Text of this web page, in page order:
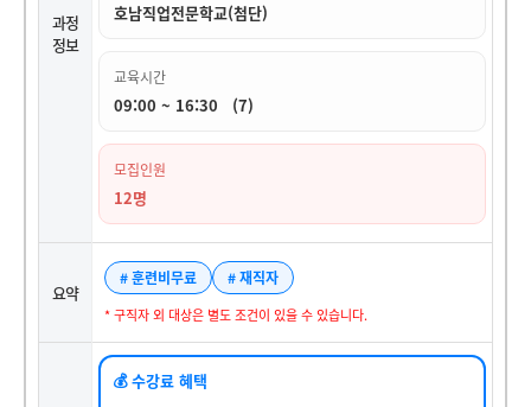
과정
정보
호남직업전문학교(첨단)
교육시간
09:00 ~ 16:30 (7)
모집인원
12명
요약
# 훈련비무료 # 재직자
* 구직자 외 대상은 별도 조건이 있을 수 있습니다.
💰 수강료 혜택